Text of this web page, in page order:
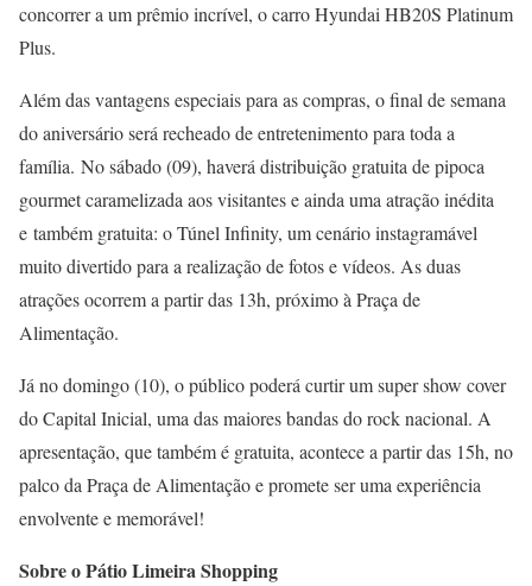
concorrer a um prêmio incrível, o carro Hyundai HB20S Platinum
Plus.
Além das vantagens especiais para as compras, o final de semana
do aniversário será recheado de entretenimento para toda a
família. No sábado (09), haverá distribuição gratuita de pipoca
gourmet caramelizada aos visitantes e ainda uma atração inédita
e também gratuita: o Túnel Infinity, um cenário instagramável
muito divertido para a realização de fotos e vídeos. As duas
atrações ocorrem a partir das 13h, próximo à Praça de
Alimentação.
Já no domingo (10), o público poderá curtir um super show cover
do Capital Inicial, uma das maiores bandas do rock nacional. A
apresentação, que também é gratuita, acontece a partir das 15h, no
palco da Praça de Alimentação e promete ser uma experiência
envolvente e memorável!
Sobre o Pátio Limeira Shopping